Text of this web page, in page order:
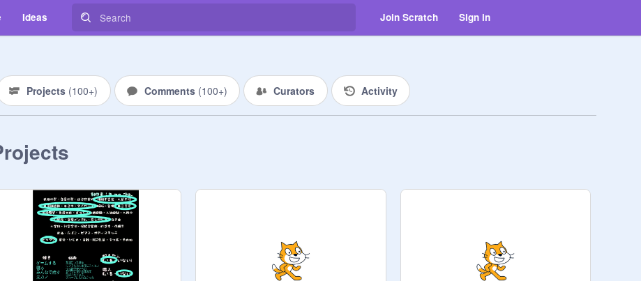
Ideas Join Scratch Sign in
Projects (100+) Comments (100+) Curators Activity